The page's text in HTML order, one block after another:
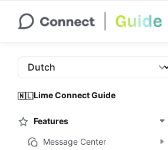
🇳🇱Lime Connect Guide
Features
Message Center